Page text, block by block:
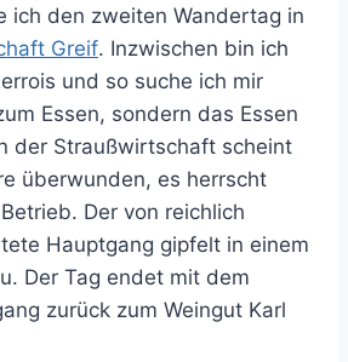
ich den zweiten Wandertag in
Greif. Inzwischen bin ich
und so suche ich mir
Essen, sondern das Essen
der Straußwirtschaft scheint
überwunden, es herrscht
Der von reichlich
Hauptgang gipfelt in einem
Der Tag endet mit dem
zurück zum Weingut Karl